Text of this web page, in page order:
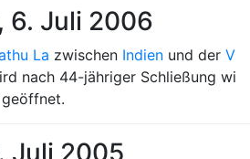
6. Juli 2006
La zwischen Indien und der V
nach 44-jähriger Schließung wi
Juli 2005